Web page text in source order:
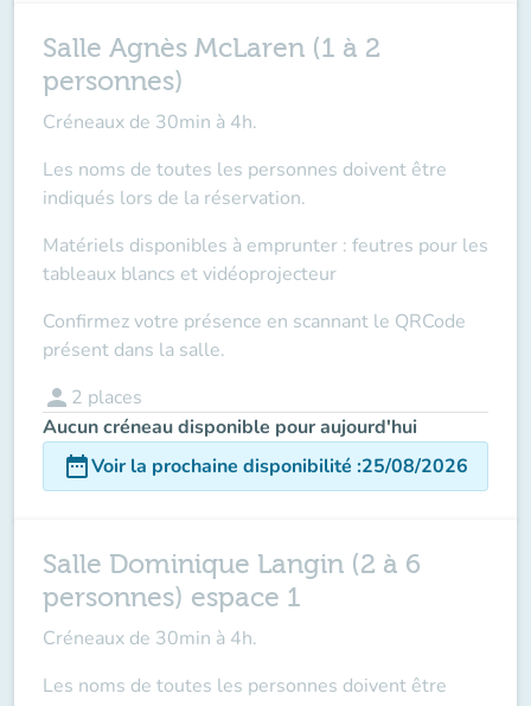
Salle Agnès McLaren (1 à 2
personnes)
Créneaux de 30min à 4h.
Les noms de toutes les personnes doivent être
indiqués lors de la réservation.
Matériels disponibles à emprunter : feutres pour les
tableaux blancs et vidéoprojecteur
Confirmez votre présence en scannant le QRCode
présent dans la salle.
person 2 places
Aucun créneau disponible pour aujourd'hui
date_rangeVoir la prochaine disponibilité :25/08/2026
Salle Dominique Langin (2 à 6
personnes) espace 1
Créneaux de 30min à 4h.
Les noms de toutes les personnes doivent être